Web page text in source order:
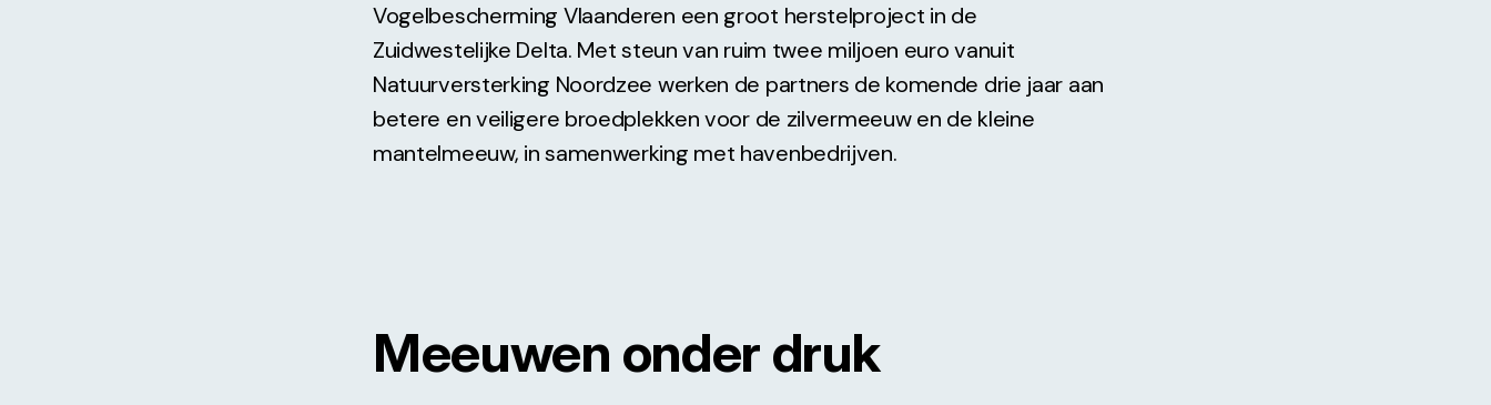
Vogelbescherming Vlaanderen een groot herstelproject in de
Zuidwestelijke Delta. Met steun van ruim twee miljoen euro vanuit
Natuurversterking Noordzee werken de partners de komende drie jaar aan
betere en veiligere broedplekken voor de zilvermeeuw en de kleine
mantelmeeuw, in samenwerking met havenbedrijven.
Meeuwen onder druk